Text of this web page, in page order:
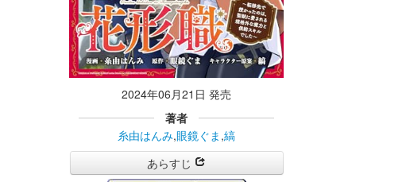
2024年06月21日 発売
著者
糸由はんみ,眼鏡ぐま ,縞
あらすじ